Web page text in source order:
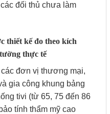
đối thủ chưa làm
thiết kế đo theo kích
thực tế
đơn vị thương mại,
gia công khung bảng
tivi (từ 65, 75 đến 86
tính thẩm mỹ cao